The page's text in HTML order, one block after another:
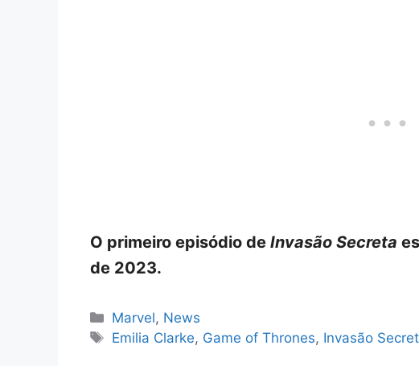
O primeiro episódio de Invasão Secreta
de 2023.
Categorias
Marvel, News
Tags
Emilia Clarke, Game of Thrones, Invasão